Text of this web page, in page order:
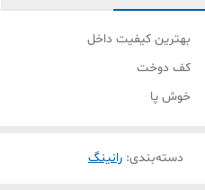
بهترین کیفیت داخل
کف دوخت
خوش پا
دسته‌بندی: رانینگ